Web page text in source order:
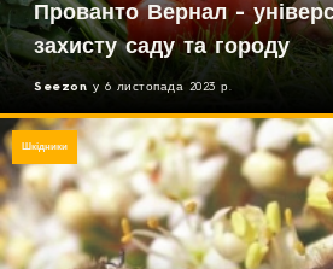
Прованто Вернал -
захисту саду та городу
Seezon у 6 листопада 2023 р.
Шкідники